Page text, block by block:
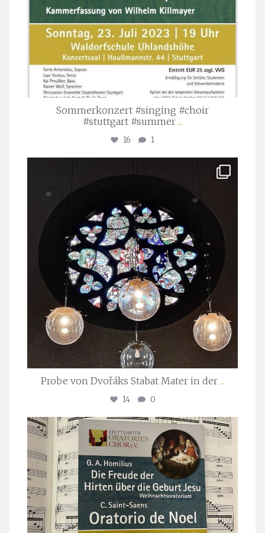
Sommerkonzert #singing #choir
#stuttgart #summer ...
16 1
Apr. 1
Probe von Dvořáks Stabat Mater in der ...
14 0
stuttgarter_oratorienchor
Nov. 29